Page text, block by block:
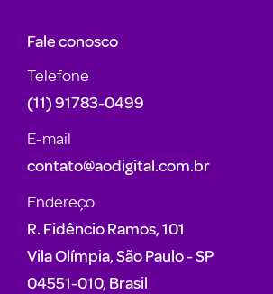
Fale conosco
Telefone
(11) 91783-0499
E-mail
contato@aodigital.com.br
Endereço
R. Fidêncio Ramos, 101
Vila Olímpia, São Paulo - SP
04551-010, Brasil